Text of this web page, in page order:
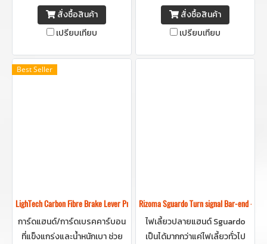
ในคลาสเดียวกัน ผลิตจาก
อะลูมิเนียมหล่อชิ้นเดียว ให้ความ
แข็งแกร่งสูงและน้ำหนักเบา
สั่งซื้อสินค้า
เปรียบเทียบ
30 มม. เป็นปั๊มเบรคตัวท๊อปใน
ตระกูล GP4 ได้รับแรงบันดาลใจ
จากคาลิเปอร์โมโนบล็อกที่พัฒนา
สั่งซื้อสินค้า
เปรียบเทียบ
Best Seller
LighTech Carbon Fibre Brake Lever Protection (Proguard/ Brake guard) -การ์ด
การ์ดแฮนด์/การ์ดเบรคคาร์บอน
ที่แข็งแกร่งและน้ำหนักเบา ช่วย
Rizoma Sguardo Turn signal Bar-
ไฟเลี้ยวปลายแฮนด์ Sguardo
เป็นได้มากกว่าแค่ไฟเลี้ยวทั่วไป